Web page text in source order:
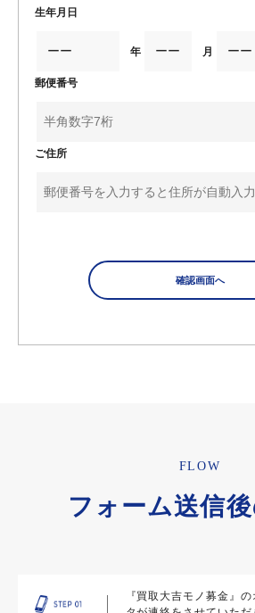
生年月日
年 月
郵便番号
ご住所
FLOW
フォーム送信
『買取大吉モノ募金』